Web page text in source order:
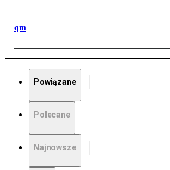
qm
Powiązane
Polecane
Najnowsze